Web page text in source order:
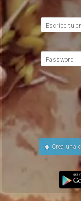
Escribe tu
Password
Crea una